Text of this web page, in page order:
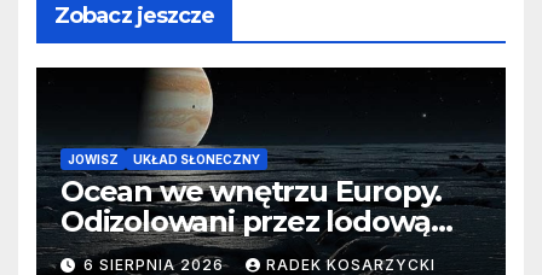
Zobacz jeszcze
JOWISZ UKŁAD SŁONECZNY
Ocean we wnętrzu Europy.
Odizolowani przez lodową
barierę
6 SIERPNIA 2026 RADEK KOSARZYCKI